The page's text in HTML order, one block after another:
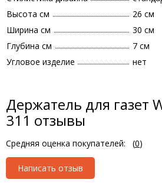
Высота см
26 см
Ширина см
30 см
Глубина см
7 см
Угловое изделие
нет
Держатель для газет
311 отзывы
Средняя оценка покупателей: (0)
Написать отзыв